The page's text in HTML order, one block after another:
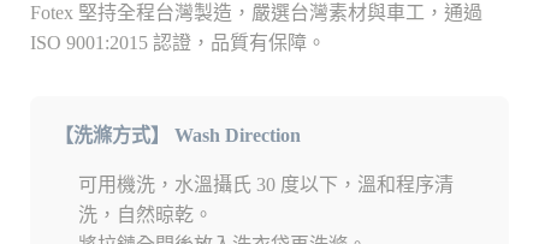
Fotex 堅持全程台灣製造，嚴選台灣素材與車工，通過
ISO 9001:2015 認證，品質有保障。
【洗滌方式】 Wash Direction
可用機洗，水溫攝氏 30 度以下，溫和程序清
洗，自然晾乾。